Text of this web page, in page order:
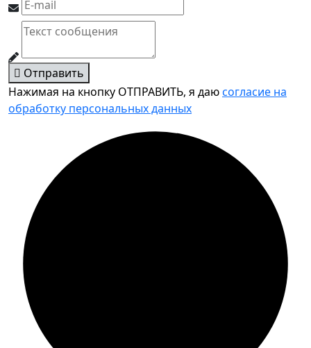
Отправить
Нажимая на кнопку ОТПРАВИТЬ, я даюсогласие на
обработку персональных данных